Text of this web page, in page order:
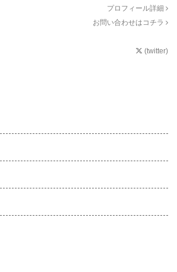
プロフィール詳細
お問い合わせはコチラ
(twitter)